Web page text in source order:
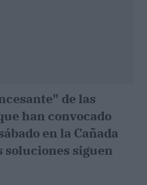
de las
han convocado
en la Cañada
soluciones siguen